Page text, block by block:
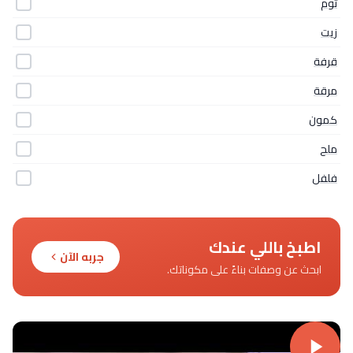
زيت
قرفة
مرقة
كمون
ملح
فلفل
اطبخ باللي عندك
ابحث عن وصفات بناءً على مكوناتك.
جربه الآن